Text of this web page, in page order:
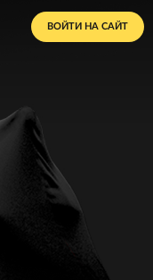
ВОЙТИ НА САЙТ